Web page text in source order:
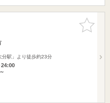
お気に入
りに追加
分駅」より徒歩約23分
24:00